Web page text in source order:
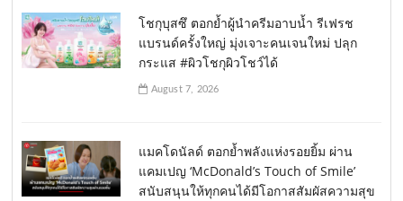
โชกุบุสซึ ตอกย้ำผู้นำครีมอาบน้ำ รีเฟรช
แบรนด์ครั้งใหญ่ มุ่งเจาะคนเจนใหม่ ปลุก
กระแส #ผิวโชกุผิวโชว์ได้
August 7, 2026
แมคโดนัลด์ ตอกย้ำพลังแห่งรอยยิ้ม ผ่าน
แคมเปญ ‘McDonald’s Touch of Smile’
สนับสนุนให้ทุกคนได้มีโอกาสสัมผัสความสุข